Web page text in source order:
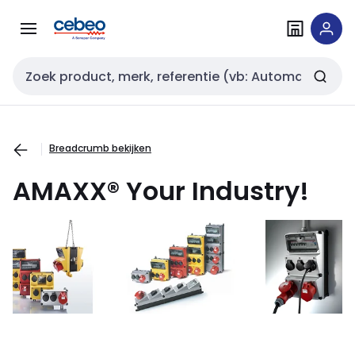
naar
naar
Zoekveld invoer
Breadcrumb bekijken
AMAXX® Your Industry!